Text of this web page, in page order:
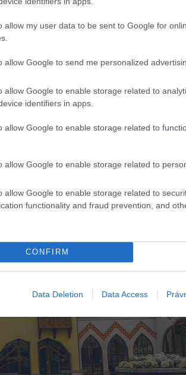
allow my user data to be sent to Google for
allow Google to send me personalized
allow Google to enable storage related to
identifiers in apps.
allow Google to enable storage related to
allow Google to enable storage related to
allow Google to enable storage related to
functionality and fraud prevention, and
CONFIRM
Data Deletion Data Access
vyrástlo v meste rozsiahle
za Napoleonských vojen a dodnes
brána Starej pevnosti z roku 1550,
v rokoch 1763 a 1783 má mesto
na Námestí gen. Klapku na
od námestia dokončili v roku
štýly z rôznych kútov kontinentu.